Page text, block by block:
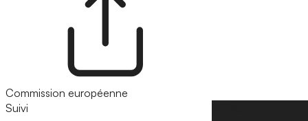
Commission européenne
Suivi